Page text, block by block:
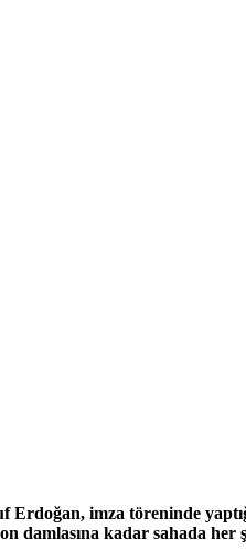
Erdoğan, imza töreninde
damlasına kadar sahada her